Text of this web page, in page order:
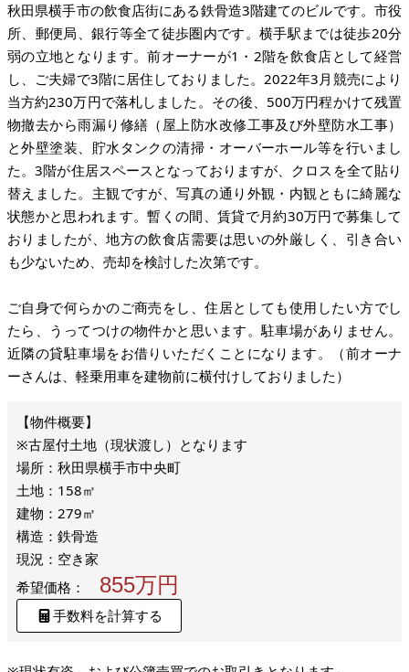
秋田県横手市の飲食店街にある鉄骨造3階建てのビルです。市役
所、郵便局、銀行等全て徒歩圏内です。横手駅までは徒歩20分
弱の立地となります。前オーナーが1・2階を飲食店として経営
し、ご夫婦で3階に居住しておりました。2022年3月競売により
当方約230万円で落札しました。その後、500万円程かけて残置
物撤去から雨漏り修繕（屋上防水改修工事及び外壁防水工事）
と外壁塗装、貯水タンクの清掃・オーバーホール等を行いまし
た。3階が住居スペースとなっておりますが、クロスを全て貼り
替えました。主観ですが、写真の通り外観・内観ともに綺麗な
状態かと思われます。暫くの間、賃貸で月約30万円で募集して
おりましたが、地方の飲食店需要は思いの外厳しく、引き合い
も少ないため、売却を検討した次第です。
ご自身で何らかのご商売をし、住居としても使用したい方でし
たら、うってつけの物件かと思います。駐車場がありません。
近隣の貸駐車場をお借りいただくことになります。（前オーナ
ーさんは、軽乗用車を建物前に横付けしておりました）
※古屋付土地（現状渡し）となります
場所：秋田県横手市中央町
土地：158㎡
建物：279㎡
構造：鉄骨造
現況：空き家
希望価格：
855万円
手数料を計算する